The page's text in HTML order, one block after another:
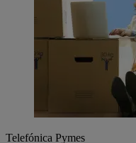
Telefónica Pymes